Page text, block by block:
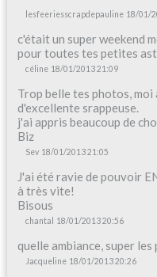
lesfeeriesscrapdepauline 18/01/
c'était un super weekend
pour toutes tes petites
céline 18/01/2013 21:09
Trop belle tes photos,
d'excellente srappeuse.
j'ai appris beaucoup de
Biz
Sev 18/01/2013 21:05
J'ai été ravie de pouvoir
à très vite!
Bisous
chantal 18/01/2013 20:56
quelle ambiance, super
Jacqueline 18/01/2013 20:26